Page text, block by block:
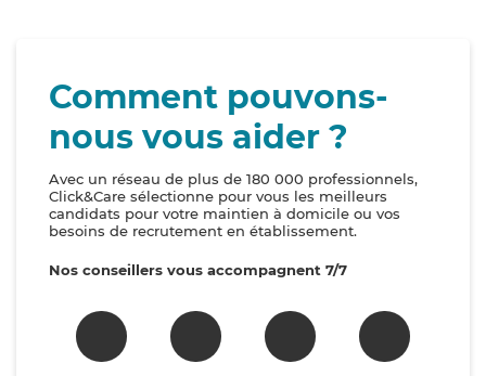
Comment pouvons-
nous vous aider ?
Avec un réseau de plus de 180 000 professionnels,
Click&Care sélectionne pour vous les meilleurs
candidats pour votre maintien à domicile ou vos
besoins de recrutement en établissement.
Nos conseillers vous accompagnent 7/7